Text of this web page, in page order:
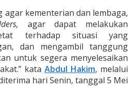
agar kementerian dan lembaga,
agar dapat melakukan
terhadap situasi yang
dan mengambil tanggung
untuk segera menyelesaikan
kata Abdul Hakim, melalui
hari Senin, tanggal 5 Mei